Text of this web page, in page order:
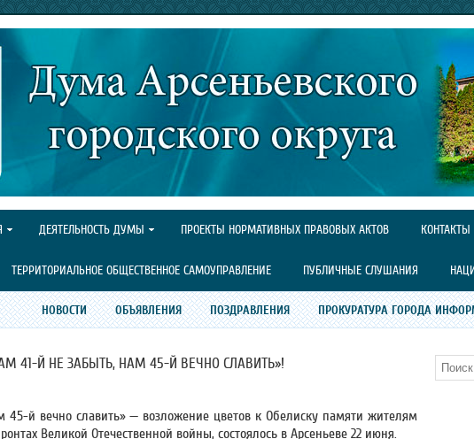
ДЕЯТЕЛЬНОСТЬ ДУМЫ ПРОЕКТЫ НОРМАТИВНЫХ ПРАВОВЫХ АКТОВ КОНТАКТЫ
ТЕРРИТОРИАЛЬНОЕ ОБЩЕСТВЕННОЕ САМОУПРАВЛЕНИЕ ПУБЛИЧНЫЕ СЛУШАНИЯ
НОВОСТИ ОБЪЯВЛЕНИЯ ПОЗДРАВЛЕНИЯ ПРОКУРАТУРА ГОРОДА
41-Й НЕ ЗАБЫТЬ, НАМ 45-Й ВЕЧНО СЛАВИТЬ»!
45-й вечно славить» — возложение цветов к Обелиску памяти жителям
Великой Отечественной войны, состоялось в Арсеньеве 22 июня.
Поиск